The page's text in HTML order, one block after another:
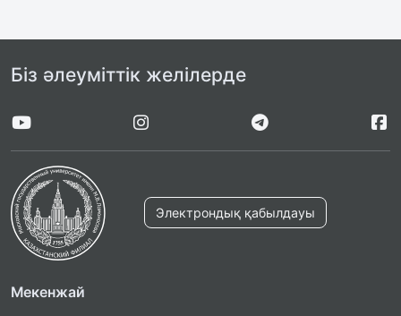
Біз әлеуміттік желілерде
Электрондық қабылдауы
Мекенжай